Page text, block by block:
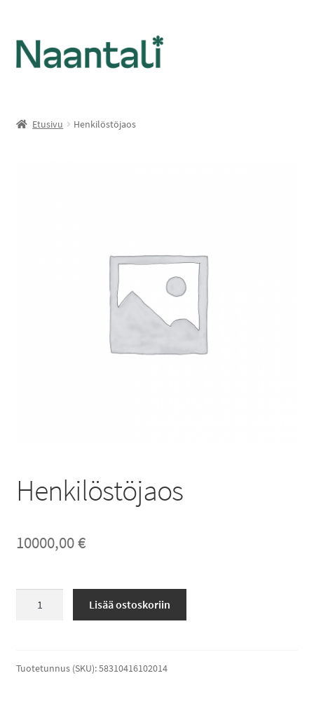
Etusivu Henkilöstöjaos
Henkilöstöjaos
10000,00€
Lisää ostoskoriin
Tuotetunnus (SKU):58310416102014